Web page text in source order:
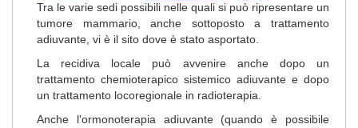
Tra le varie sedi possibili nelle quali si può ripresentare un
tumore mammario, anche sottoposto a trattamento
adiuvante, vi è il sito dove è stato asportato.
La recidiva locale può avvenire anche dopo un
trattamento chemioterapico sistemico adiuvante e dopo
un trattamento locoregionale in radioterapia.
Anche l'ormonoterapia adiuvante (quando è possibile